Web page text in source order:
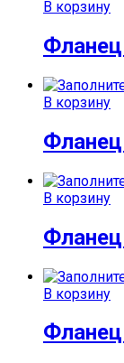
В корзину
В корзину
В корзину
В корзину